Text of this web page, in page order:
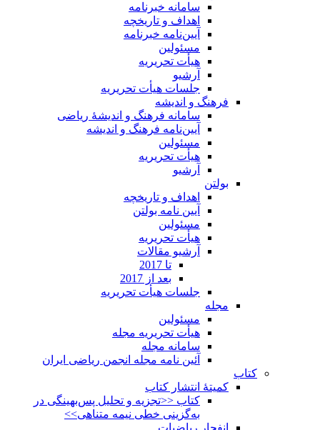
سامانه خبرنامه
اهداف و تاریخچه
آیین‌نامه خبرنامه
مسئولین
هیأت تحریریه
آرشیو
جلسات هیأت تحریریه
فرهنگ و اندیشه
سامانه فرهنگ و اندیشۀ ریاضی
آیین‌نامه فرهنگ و اندیشه
مسئولین
هیأت تحریریه
آرشیو
بولتن
اهداف و تاریخچه
آیین نامه بولتن
مسئولین
هیأت تحریریه
آرشیو مقالات
تا 2017
بعد از 2017
جلسات هیأت تحریریه
مجله
مسئولین
هیأت تحریریه مجله
سامانه مجله
آئین نامه مجله انجمن ریاضی ایران
کتاب
کمیتۀ انتشار کتاب
کتاب <<تجزیه و تحلیل پس‌بهینگی در
به‌گزینی خطی نیمه متناهی>>
انفجار ریاضیات